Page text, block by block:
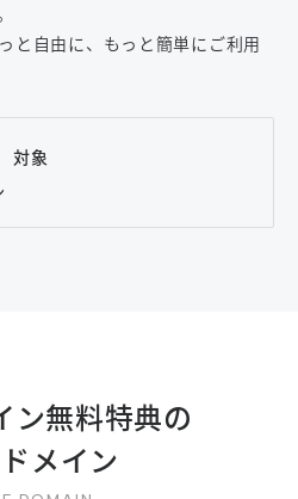
と自由に、もっと簡単にご利用
対象
ン無料特典の
メイン